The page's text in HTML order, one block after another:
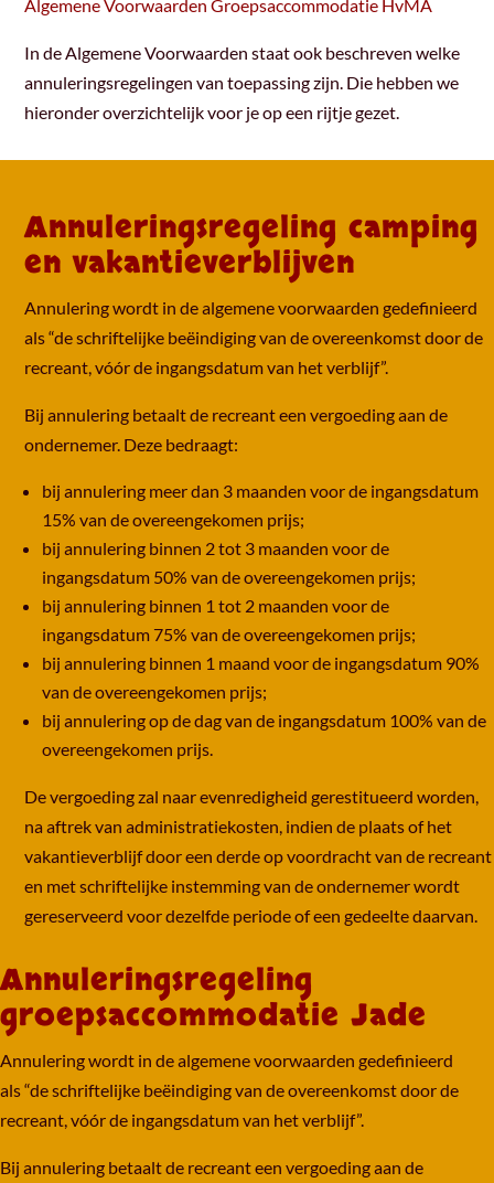
Algemene Voorwaarden Groepsaccommodatie HvMA
In de Algemene Voorwaarden staat ook beschreven welke
annuleringsregelingen van toepassing zijn. Die hebben we
hieronder overzichtelijk voor je op een rijtje gezet.
Annuleringsregeling camping
en vakantieverblijven
Annulering wordt in de algemene voorwaarden gedefinieerd
als “de schriftelijke beëindiging van de overeenkomst door de
recreant, vóór de ingangsdatum van het verblijf”.
Bij annulering betaalt de recreant een vergoeding aan de
ondernemer. Deze bedraagt:
bij annulering meer dan 3 maanden voor de ingangsdatum
15% van de overeengekomen prijs;
bij annulering binnen 2 tot 3 maanden voor de
ingangsdatum 50% van de overeengekomen prijs;
bij annulering binnen 1 tot 2 maanden voor de
ingangsdatum 75% van de overeengekomen prijs;
bij annulering binnen 1 maand voor de ingangsdatum 90%
van de overeengekomen prijs;
bij annulering op de dag van de ingangsdatum 100% van de
overeengekomen prijs.
De vergoeding zal naar evenredigheid gerestitueerd worden,
na aftrek van administratiekosten, indien de plaats of het
vakantieverblijf door een derde op voordracht van de recreant
en met schriftelijke instemming van de ondernemer wordt
gereserveerd voor dezelfde periode of een gedeelte daarvan.
Annuleringsregeling
groepsaccommodatie Jade
Annulering wordt in de algemene voorwaarden gedefinieerd
als “de schriftelijke beëindiging van de overeenkomst door de
recreant, vóór de ingangsdatum van het verblijf”.
Bij annulering betaalt de recreant een vergoeding aan de